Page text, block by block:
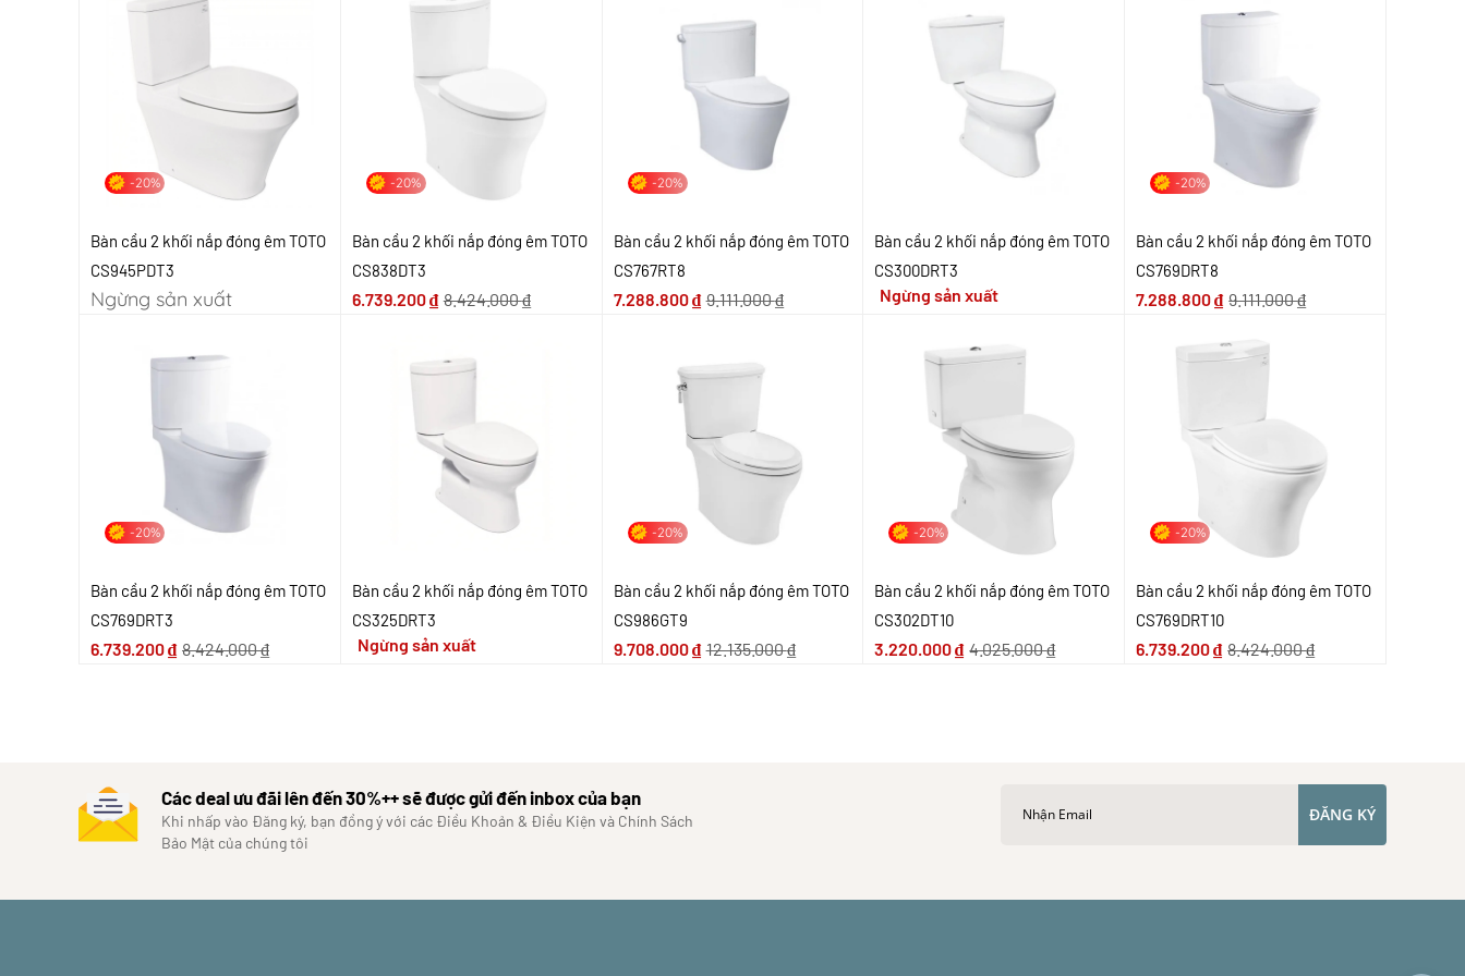
-20%
Bàn cầu 2 khối nắp đóng êm TOTO
CS945PDT3
Ngừng sản xuất
-20%
Bàn cầu 2 khối nắp đóng êm TOTO
CS838DT3
6.739.200₫ 8.424.000₫
-20%
Bàn cầu 2 khối nắp đóng êm TOTO
CS767RT8
7.288.800₫ 9.111.000₫
Bàn cầu 2 khối nắp đóng êm TOTO
CS300DRT3
Ngừng sản xuất
-20%
Bàn cầu 2 khối nắp đóng êm TOTO
CS769DRT8
7.288.800₫ 9.111.000₫
-20%
Bàn cầu 2 khối nắp đóng êm TOTO
CS769DRT3
6.739.200₫ 8.424.000₫
Bàn cầu 2 khối nắp đóng êm TOTO
CS325DRT3
Ngừng sản xuất
-20%
Bàn cầu 2 khối nắp đóng êm TOTO
CS986GT9
9.708.000₫ 12.135.000₫
-20%
Bàn cầu 2 khối nắp đóng êm TOTO
CS302DT10
3.220.000₫ 4.025.000₫
-20%
Bàn cầu 2 khối nắp đóng êm TOTO
CS769DRT10
6.739.200₫ 8.424.000₫
Các deal ưu đãi lên đến 30%++ sẽ được gửi đến inbox của bạn
Khi nhấp vào Đăng ký, bạn đồng ý với các Điều Khoản & Điều Kiện và Chính Sách
Bảo Mật của chúng tôi
ĐĂNG KÝ